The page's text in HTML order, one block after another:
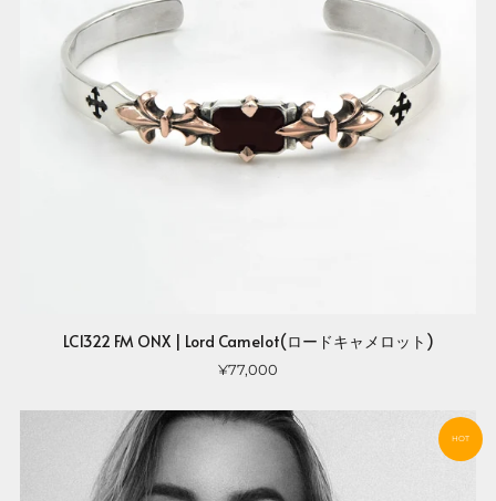
LC1322 FM ONX | Lord Camelot(ロードキャメロット)
¥77,000
HOT